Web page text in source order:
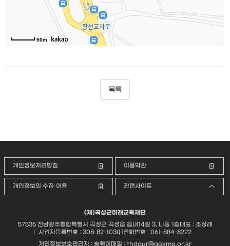
50m
목록
개인정보처리방침 이용약관
개인정보의 수집·이용 관련사이트
(재)곡성군미래교육재단
57535 전남광주통합특별시 곡성군 곡성읍 읍내14길 3, 나동 1층대표 : 조상래
사업자등록번호 : 308-82-10301 전화번호 : 061-884-8222
개인정보보호관리자 : 송혁이메일 : thdgur@gokmg.or.kr